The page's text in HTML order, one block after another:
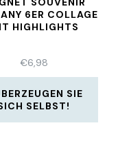
6ER COLLAGE
HIGHLIGHTS
€6,98
SIE
SELBST!